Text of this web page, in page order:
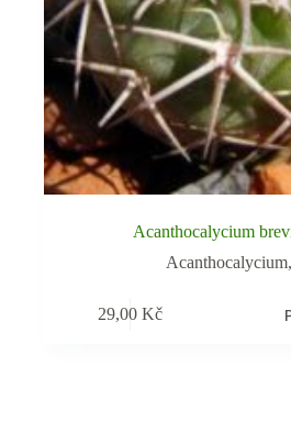
Acanthocalycium
Acanthocalycium
29,00Kč